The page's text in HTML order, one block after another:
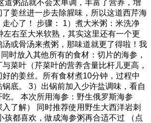
道粥品就不会太单调，丰富了营养，增
姜丝进一步去除腥味，所以这道西芹海
心了！ 步骤： 1）煮大米粥：米洗净
左右至大米软熟，其实这里还有一个更
或骨汤来煮粥，那味道就更了得啦！我
时放入其他所有的食材：切片的海参，
菜叶（芹菜叶的营养含量比杆儿更高，
的姜丝。所有食材煮10分钟，过程中
底。 3）出锅前加入少许盐调味，看自
。 本次所用海参：野生俄罗斯海参
入了解） 同时推荐使用野生大西洋岩刺
孩都喜欢，做成海参粥再合适不过 （点